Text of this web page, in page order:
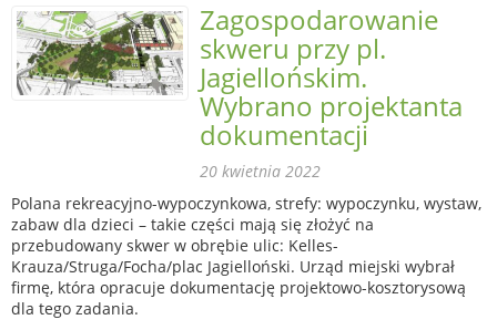
Zagospodarowanie
skweru przy pl.
Jagiellońskim.
Wybrano projektanta
dokumentacji
20 kwietnia 2022
Polana rekreacyjno-wypoczynkowa, strefy: wypoczynku, wystaw,
zabaw dla dzieci – takie części mają się złożyć na
przebudowany skwer w obrębie ulic: Kelles-
Krauza/Struga/Focha/plac Jagielloński. Urząd miejski wybrał
firmę, która opracuje dokumentację projektowo-kosztorysową
dla tego zadania.